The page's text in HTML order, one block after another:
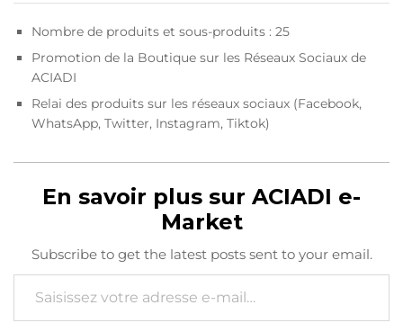
Nombre de produits et sous-produits : 25
Promotion de la Boutique sur les Réseaux Sociaux de
ACIADI
Relai des produits sur les réseaux sociaux (Facebook,
WhatsApp, Twitter, Instagram, Tiktok)
En savoir plus sur ACIADI e-
Market
Subscribe to get the latest posts sent to your email.
Saisissez votre adresse e-mail…